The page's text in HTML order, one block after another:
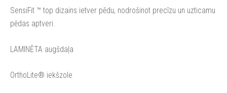
SensiFit ™ top dizains ietver pēdu, nodrošinot precīzu un uzticamu
pēdas aptveri.
LAMINĒTA augšdaļa
OrthoLite® iekšzole